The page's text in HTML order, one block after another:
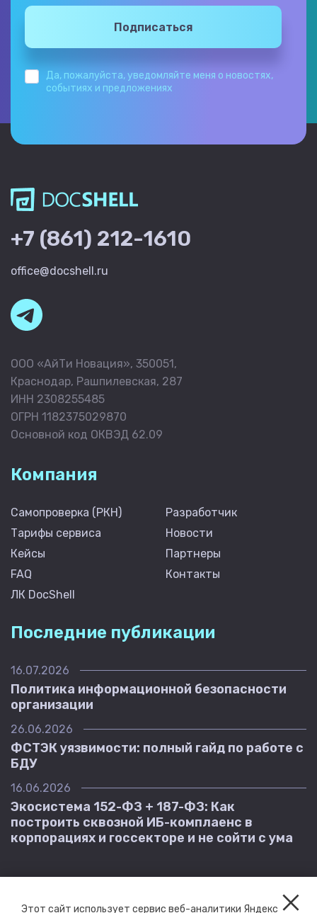
Подписаться
Да, пожалуйста, уведомляйте меня о новостях,
событиях и предложениях
+7 (861) 212-1610
office@docshell.ru
ООО «АйТи Новация», 350051,
Краснодар, Рашпилевская, 287
ИНН 2308255485
ОГРН 1182375029870
Основной код ОКВЭД 62.09
Компания
Самопроверка (РКН)
Тарифы сервиса
Кейсы
FAQ
ЛК DocShell
Разработчик
Новости
Партнеры
Контакты
Последние публикации
16.07.2026
Политика информационной безопасности
организации
26.06.2026
ФСТЭК уязвимости: полный гайд по работе с
БДУ
16.06.2026
Экосистема 152-ФЗ + 187-ФЗ: Как
построить сквозной ИБ-комплаенс в
корпорациях и госсекторе и не сойти с ума
Этот сайт использует сервис веб-аналитики Яндекс